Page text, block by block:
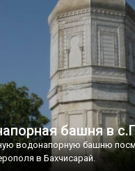
башня в
водонапорную башню
в Бахчисарай.